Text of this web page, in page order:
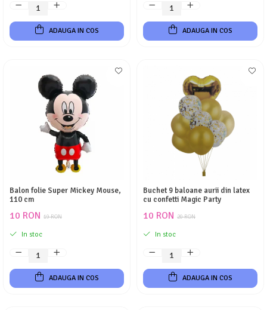
ADAUGA IN COS ADAUGA IN COS
Balon folie Super Mickey Mouse,
110 cm
19 RON
10 RON
In stoc
ADAUGA IN COS
Buchet 9 baloane aurii din latex
cu confetti Magic Party
20 RON
10 RON
In stoc
ADAUGA IN COS